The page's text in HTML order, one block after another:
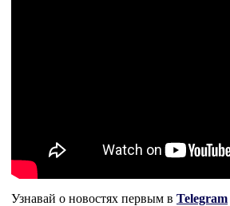
Узнавай о новостях первым в Telegram